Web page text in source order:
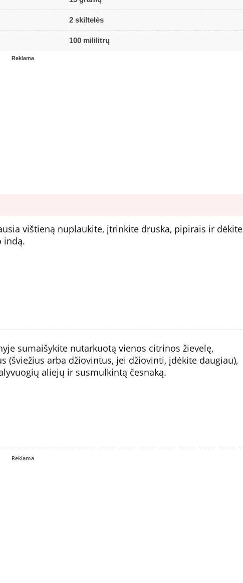
2 skiltelės
100 mililitrų
Reklama
vištieną nuplaukite, įtrinkite druska, pipirais ir dėkite
indą.
sumaišykite nutarkuotą vienos citrinos žievelę,
(šviežius arba džiovintus, jei džiovinti, įdėkite daugiau),
aliejų ir susmulkintą česnaką.
Reklama